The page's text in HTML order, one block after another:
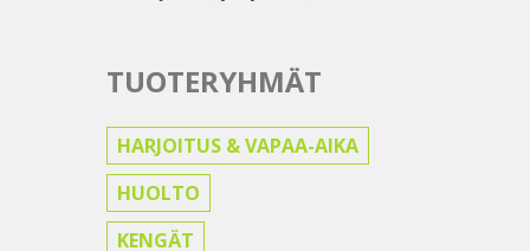
TUOTERYHMÄT
HARJOITUS & VAPAA-AIKA
HUOLTO
KENGÄT